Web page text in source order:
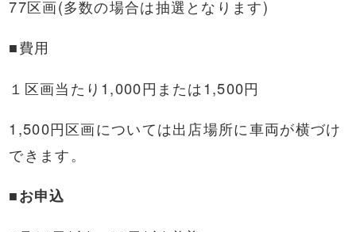
77区画(多数の場合は抽選となります)
■費用
１区画当たり1,000円または1,500円
1,500円区画については出店場所に車両が横づけ
できます。
■お申込